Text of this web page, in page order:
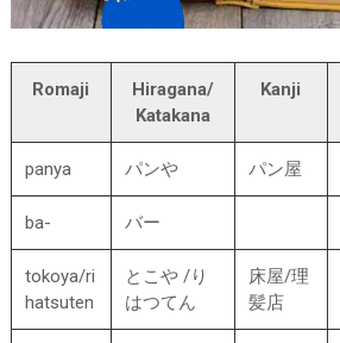
Romaji
Hiragana/
Katakana
Kanji
panya パンや パン屋
ba- バー
tokoya/ri
hatsuten
とこや /り
はつてん
床屋/理
髪店